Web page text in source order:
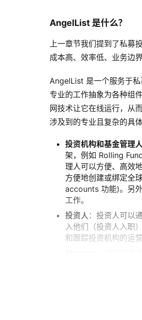
AngelList 是什么？
上一章节我们提到了私募
成本高、效率低、业务边
AngelList 是一个服务于
专业的工作抽象为各种组
网技术让它在线运行，从
涉及到的专业且复杂的具
投资机构和基金管理人
架，例如 Rolling
理人可以方便、高效
方便地创建或绑定全
accounts 功能)。另
工作。
投资人 ：投资人可以
入他们（投资人入职
和跟踪投资机构的运营
一系列针对初创企业
来使用 Angellist 管